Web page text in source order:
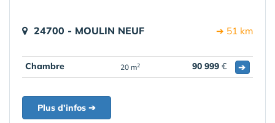
24700 - MOULIN NEUF ➔ 51 km
Chambre 20 m2 90 999 € ➔
Plus d'infos ➔